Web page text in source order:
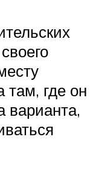
там, где он
варианта,